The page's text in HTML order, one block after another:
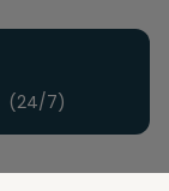
(24/7)